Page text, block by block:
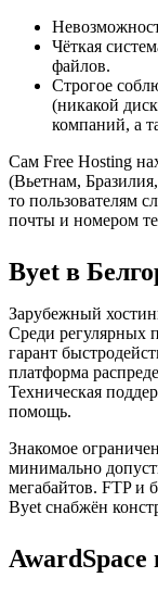
Чёткая
файлов.
Строгое
(никакой
компаний, а
Сам Free Hosting
(Вьетнам,
то пользователям
почты и номером
Byet в
Зарубежный
Среди регулярных
гарант
платформа
Техническая
помощь.
Знакомое
минимально
мегабайтов. FTP и
Byet снабжён
AwardSpace